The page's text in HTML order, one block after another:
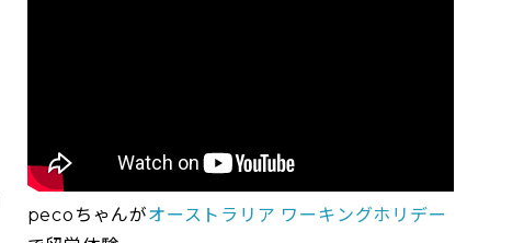
pecoちゃんがオーストラリア ワーキングホリデー